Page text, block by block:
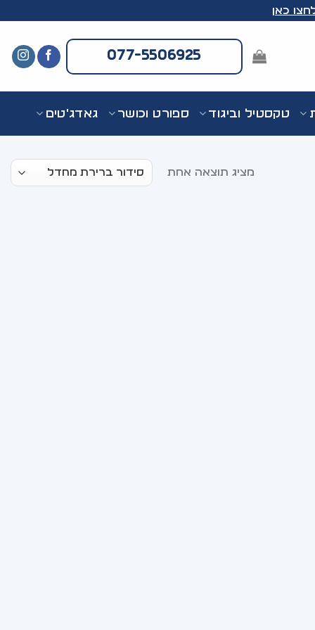
כאן
077-5506925
טקסטיל וביגוד ספורט וכושר גאדג'טים
מציג תוצאה אחת